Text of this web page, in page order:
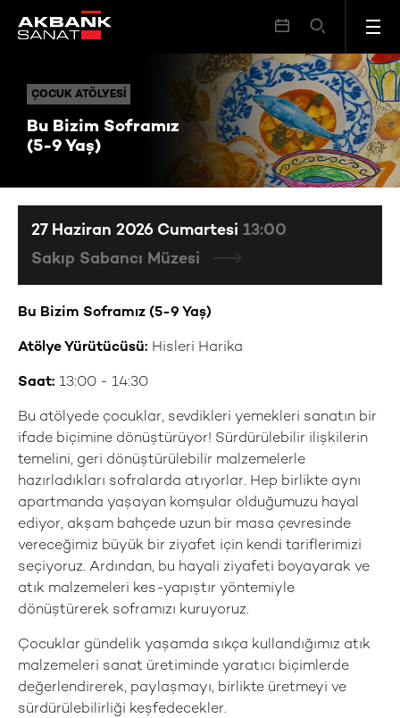
ÇOCUK ATÖLYESI
Bu Bizim Soframız
(5-9 Yaş)
ÇOCUK ATÖLYESI Bu Bizim Soframız (5-9 Yaş)
Bu Bizim Soframız (5-9 Yaş)
Atölye Yürütücüsü: Hisleri Harika
Saat: 13:00 - 14:30
Bu atölyede çocuklar, sevdikleri yemekleri sanatın bir
ifade biçimine dönüştürüyor! Sürdürülebilir ilişkilerin
temelini, geri dönüştürülebilir malzemelerle
hazırladıkları sofralarda atıyorlar. Hep birlikte aynı
apartmanda yaşayan komşular olduğumuzu hayal
ediyor, akşam bahçede uzun bir masa çevresinde
vereceğimiz büyük bir ziyafet için kendi tariflerimizi
seçiyoruz. Ardından, bu hayali ziyafeti boyayarak ve
atık malzemeleri kes-yapıştır yöntemiyle
dönüştürerek soframızı kuruyoruz.
Çocuklar gündelik yaşamda sıkça kullandığımız atık
malzemeleri sanat üretiminde yaratıcı biçimlerde
değerlendirerek, paylaşmayı, birlikte üretmeyi ve
sürdürülebilirliği keşfedecekler.
27 Haziran 2026 Cumartesi 13:00
Sakıp Sabancı Müzesi